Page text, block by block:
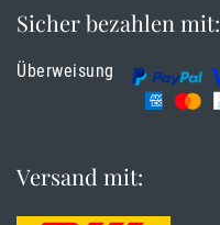
Sicher bezahlen mit:
Überweisung
Versand mit: